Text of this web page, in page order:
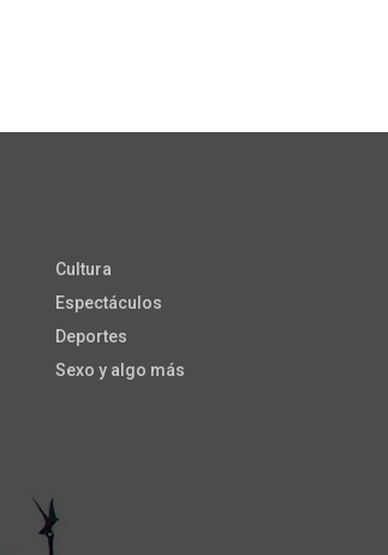
Cultura
Espectáculos
Deportes
Sexo y algo más